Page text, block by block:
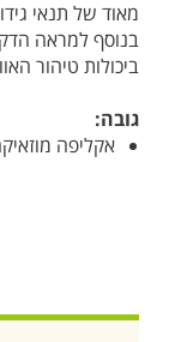
מאוד של תנאי
בנוסף למראה
ביכולות טיהור
גובה:
אקליפה מוזאיקה 10 ליטר כ-30